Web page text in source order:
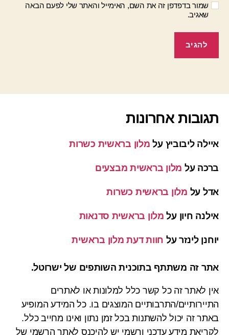
שמור בדפדפן זה את השם, האימייל והאתר שלי לפעם הבאה
שאגיב.
תגובות אחרונות
איילה ליבוביץ על מלון בראשית כשרות
ברכה על מלון בראשית מבצעים
אדל על מלון בראשית כשרות
אילנה חיון על מלון בראשית סדנאות
יוחנן לינזר על חוות דעת מלון בראשית
אתר זה משתתף בתוכנית השותפים של ישרוטל.
אין לאתר זה כל קשר כלל למלונות או לאתרים
התיירותיים/התרבותיים המוצגים בו. כל המידע המופיע
באתר זה יכול להשתנות בכל זמן נתון ואינו מחייב כלל.
לקריאת מידע עדכני ורשמי יש להיכנס לאתר הרשמי של